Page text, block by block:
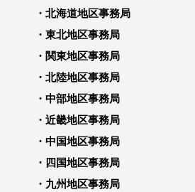
北海道地区事務局
東北地区事務局
関東地区事務局
北陸地区事務局
中部地区事務局
近畿地区事務局
中国地区事務局
四国地区事務局
九州地区事務局